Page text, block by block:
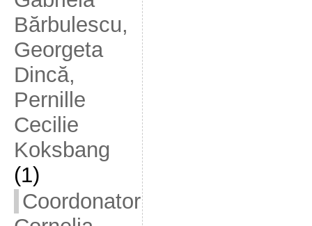
Bărbulescu,
Georgeta
Dincă,
Pernille
Cecilie
Koksbang
(1)
Coordonator